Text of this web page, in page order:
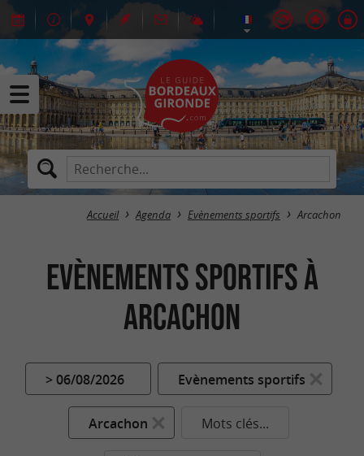
Accueil Agenda Evènements sportifs Arcachon
Evènements sportifs à
Arcachon
> 06/08/2026 Evènements sportifs
Arcachon Mots clés...